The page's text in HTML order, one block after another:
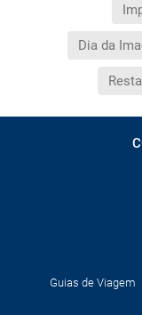
Dia da
Guias de Viagem